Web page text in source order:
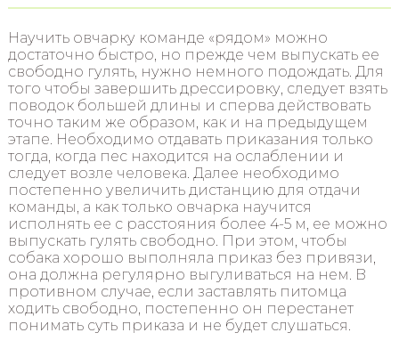
Научить овчарку команде «рядом» можно
достаточно быстро, но прежде чем выпускать ее
свободно гулять, нужно немного подождать. Для
того чтобы завершить дрессировку, следует взять
поводок большей длины и сперва действовать
точно таким же образом, как и на предыдущем
этапе. Необходимо отдавать приказания только
тогда, когда пес находится на ослаблении и
следует возле человека. Далее необходимо
постепенно увеличить дистанцию для отдачи
команды, а как только овчарка научится
исполнять ее с расстояния более 4-5 м, ее можно
выпускать гулять свободно. При этом, чтобы
собака хорошо выполняла приказ без привязи,
она должна регулярно выгуливаться на нем. В
противном случае, если заставлять питомца
ходить свободно, постепенно он перестанет
понимать суть приказа и не будет слушаться.